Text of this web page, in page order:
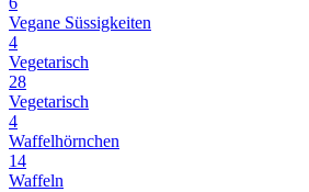
Vegane Süssigkeiten
4
Vegetarisch
28
Vegetarisch
4
Waffelhörnchen
14
Waffeln